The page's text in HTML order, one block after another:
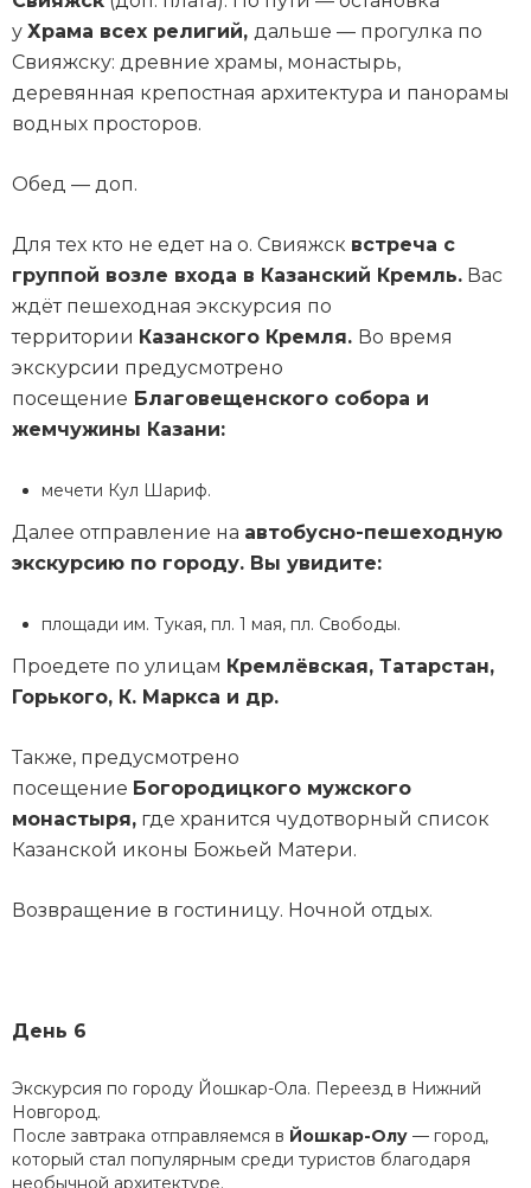
у Храма всех религий, дальше — прогулка по
Свияжску: древние храмы, монастырь,
деревянная крепостная архитектура и панорамы
водных просторов.
Обед — доп.
Для тех кто не едет на о. Свияжск встреча с
группой возле входа в Казанский Кремль. Вас
ждёт пешеходная экскурсия по
территории Казанского Кремля. Во время
экскурсии предусмотрено
посещение Благовещенского собора и
жемчужины Казани:
мечети Кул Шариф.
Далее отправление на автобусно-пешеходную
экскурсию по городу. Вы увидите:
площади им. Тукая, пл. 1 мая, пл. Свободы.
Проедете по улицам Кремлёвская, Татарстан,
Горького, К. Маркса и др.
Также, предусмотрено
посещение Богородицкого мужского
монастыря, где хранится чудотворный список
Казанской иконы Божьей Матери.
Возвращение в гостиницу. Ночной отдых.
День 6
Экскурсия по городу Йошкар-Ола. Переезд в Нижний
Новгород.
После завтрака отправляемся в Йошкар-Олу — город,
который стал популярным среди туристов благодаря
необычной архитектуре.